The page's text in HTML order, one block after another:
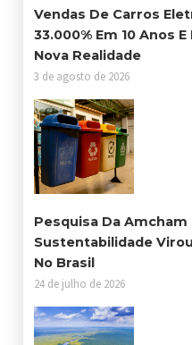
Vendas De Carros
33.000% Em 10 Anos
Nova Realidade
3 de agosto de 2026
Pesquisa Da Amcham
Sustentabilidade
No Brasil
24 de julho de 2026